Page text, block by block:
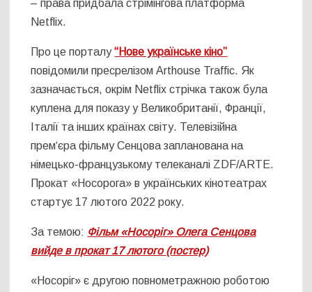
– права придбала стрімінгова платформа
Netflix.
Про це порталу “Нове українське кіно”
повідомили пресрелізом Arthouse Traffic. Як
зазначається, окрім Netflix стрічка також була
куплена для показу у Великобританії, Франції,
Італії та інших країнах світу. Телевізійна
прем‘єра фільму Сенцова запланована на
німецько-французькому телеканалі ZDF/ARTE.
Прокат «Носорога» в українських кінотеатрах
стартує 17 лютого 2022 року.
За темою: Фільм «Носоріг» Олега Сенцова
вийде в прокат 17 лютого (постер)
«Носоріг» є другою повнометражною роботою